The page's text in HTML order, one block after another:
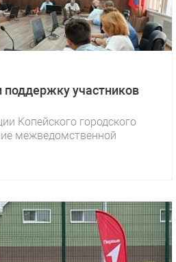
поддержку участников
Копейского городского
межведомственной